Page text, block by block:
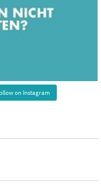
on Instagram